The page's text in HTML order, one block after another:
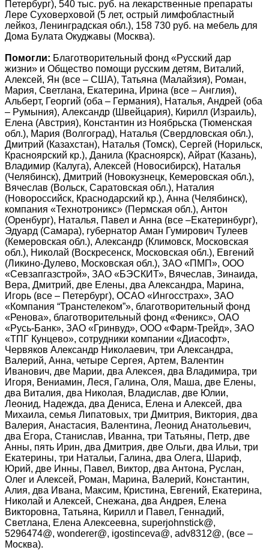
Петербург), 540 тыс. руб. на лекарственные препараты
Лере Суховерховой (5 лет, острый лимфобластный
лейкоз, Ленинградская обл.), 158 730 руб. на мебель для
Дома Булата Окуджавы (Москва).
Помогли: Благотворительный фонд «Русский дар
жизни» и Общество помощи русским детям, Виталий,
Алексей, Ян (все – США), Татьяна (Малайзия), Роман,
Мария, Светлана, Екатерина, Ирина (все – Англия),
Альберт, Георгий (оба – Германия), Наталья, Андрей (оба
– Румыния), Александр (Швейцария), Кирилл (Израиль),
Елена (Австрия), Константин из Ноябрьска (Тюменская
обл.), Мария (Волгоград), Наталья (Свердловская обл.),
Дмитрий (Казахстан), Наталья (Томск), Сергей (Норильск,
Красноярский кр.), Данила (Красноярск), Айрат (Казань),
Владимир (Калуга), Алексей (Новосибирск), Наталья
(Челябинск), Дмитрий (Новокузнецк, Кемеровская обл.),
Вячеслав (Вольск, Саратовская обл.), Наталия
(Новороссийск, Краснодарский кр.), Анна (Челябинск),
компания «Технотроникс» (Пермская обл.), Антон
(Оренбург), Наталья, Павел и Анна (все –Екатеринбург),
Эдуард (Самара), губернатор Аман Гумирович Тулеев
(Кемеровская обл.), Александр (Климовск, Московская
обл.), Николай (Воскресенск, Московская обл.), Евгений
(Ликино-Дулево, Московская обл.), ЗАО «ПМП», ООО
«Севзапгазстрой», ЗАО «БЭСКИТ», Вячеслав, Зинаида,
Вера, Дмитрий, две Елены, два Александра, Марина,
Игорь (все – Петербург), ОСАО «Ингосстрах», ЗАО
«Компания “Транстелеком”», благотворительный фонд
«Ренова», благотворительный фонд «Феникс», ОАО
«Русь-Банк», ЗАО «Гринвуд», ООО «Фарм-Трейд», ЗАО
«ТПГ Кунцево», сотрудники компании «Диасофт»,
Червяков Александр Николаевич, три Александра,
Валерий, Анна, четыре Сергея, Артем, Валентин
Иванович, две Марии, два Алексея, два Владимира, три
Игоря, Вениамин, Леся, Галина, Оля, Маша, две Елены,
два Виталия, два Николая, Владислав, две Юлии,
Леонид, Надежда, два Дениса, Елена и Алексей, два
Михаила, семья Липатовых, три Дмитрия, Виктория, два
Валерия, Анастасия, Валентина, Леонид Анатольевич,
два Егора, Станислав, Иванна, три Татьяны, Петр, две
Анны, пять Ирин, два Дмитрия, две Ольги, два Ильи, три
Екатерины, три Натальи, Галина, два Олега, Шариф,
Юрий, две Инны, Павел, Виктор, два Антона, Руслан,
Олег и Алексей, Роман, Марина, Валерий, Константин,
Алия, два Ивана, Максим, Кристина, Евгений, Екатерина,
Николай и Алексей, Снежана, два Андрея, Елена
Викторовна, Татьяна, Кирилл и Павел, Геннадий,
Светлана, Елена Алексеевна, superjohnstick@,
5296474@, wonderer@, igostinceva@, adv8312@, (все –
Москва).